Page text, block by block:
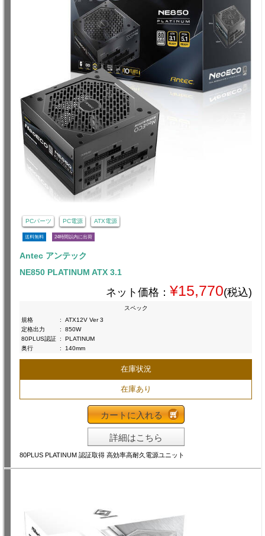
PCパーツ PC電源 ATX電源
送料無料 24時間以内に出荷
Antec アンテック
NE850 PLATINUM ATX 3.1
ネット価格： ¥15,770(税込)
スペック
規格
:
ATX12V Ver 3
定格出力
:
850W
80PLUS認証 :
PLATINUM
奥行
: 140mm
在庫状況
在庫あり
カートに入れる
詳細はこちら
80PLUS PLATINUM 認証取得 高効率高耐久電源ユニット